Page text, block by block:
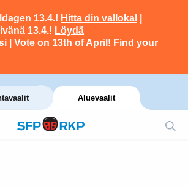
13.4.! Hitta din vallokal
13.4.! Löydä
| Vote on 13th of April! Find your
Aluevaalit